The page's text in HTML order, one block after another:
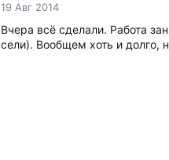
19 Авг 2014
Вчера всё сделали. Работа
сели). Вообщем хоть и долго,